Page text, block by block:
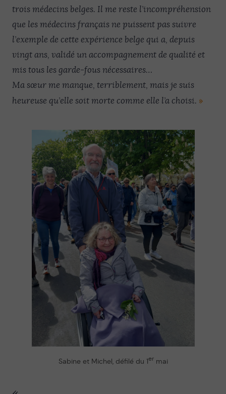
trois médecins belges. Il me reste l’incompréhension
que les médecins français ne puissent pas suivre
l’exemple de cette expérience belge qui a, depuis
vingt ans, validé un accompagnement de qualité et
mis tous les garde-fous nécessaires…
Ma sœur me manque, terriblement, mais je suis
heureuse qu’elle soit morte comme elle l’a choisi. »
Sabine et Michel, défilé du 1ermai